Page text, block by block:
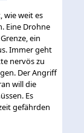
wie weit es
Eine Drohne
ein
Immer geht
nervös zu
Der Angriff
will die
Es
gefährden